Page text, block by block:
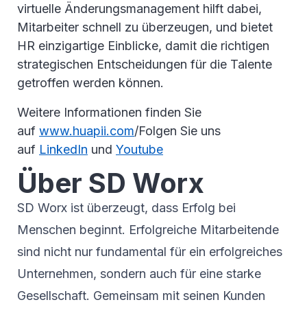
virtuelle Änderungsmanagement hilft dabei,
Mitarbeiter schnell zu überzeugen, und bietet
HR einzigartige Einblicke, damit die richtigen
strategischen Entscheidungen für die Talente
getroffen werden können.
Weitere Informationen finden Sie
auf www.huapii.com/Folgen Sie uns
auf LinkedIn und Youtube
Über SD Worx
SD Worx ist überzeugt, dass Erfolg bei
Menschen beginnt. Erfolgreiche Mitarbeitende
sind nicht nur fundamental für ein erfolgreiches
Unternehmen, sondern auch für eine starke
Gesellschaft. Gemeinsam mit seinen Kunden